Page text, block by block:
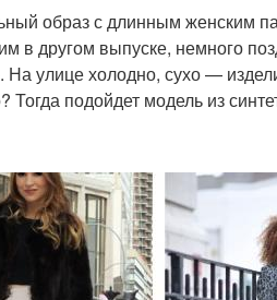
образ с длинным женским
в другом выпуске, немного
улице холодно, сухо —
подойдет модель из